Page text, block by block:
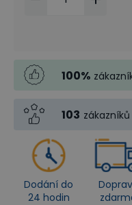
100%
103
Dodání do
24 hodin